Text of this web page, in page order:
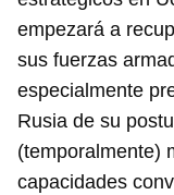
empezará a
sus fuerzas
especialmente
Rusia de su
(temporalmente)
capacidades